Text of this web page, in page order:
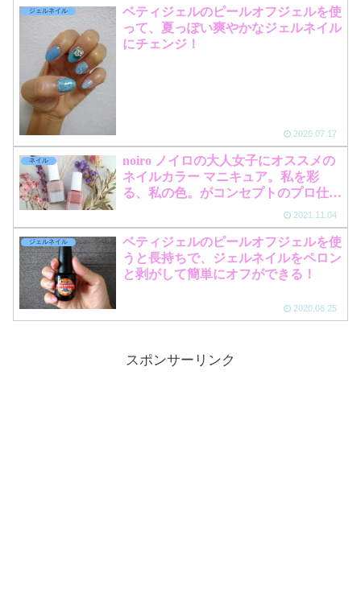
ジェルネイル
ベティジェルのピールオフジェルを使
って、夏っぽい爽やかなジェルネイル
にチェンジ！
2020.07.17
ネイル
noiro ノイロの大人女子にオススメの
ネイルカラー マニキュア。私を彩
る、私の色。がコンセプトのプロ仕様
2021.11.04
ジェルネイル
ベティジェルのピールオフジェルを使
うと長持ちで、ジェルネイルをペロン
と剥がして簡単にオフができる！
2020.06.25
スポンサーリンク